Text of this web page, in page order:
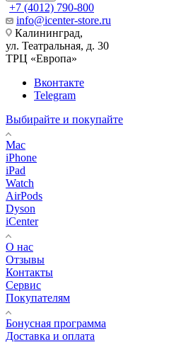
+7 (4012) 790-800
info@icenter-store.ru
Калининград,
ул. Театральная, д. 30
ТРЦ «Европа»
Вконтакте
Telegram
Выбирайте и покупайте
Mac
iPhone
iPad
Watch
AirPods
Dyson
iCenter
О нас
Отзывы
Контакты
Сервис
Покупателям
Бонусная программа
Доставка и оплата